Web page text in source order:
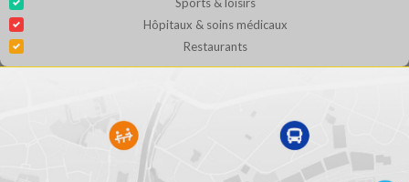
Hôpitaux & soins médicaux
Restaurants